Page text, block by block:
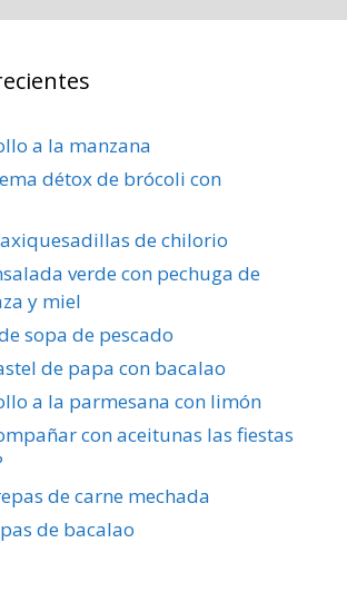
a la manzana
détox de brócoli con
de chilorio
verde con pechuga de
y miel
sopa de pescado
de papa con bacalao
a la parmesana con limón
con aceitunas las fiestas
de carne mechada
de bacalao